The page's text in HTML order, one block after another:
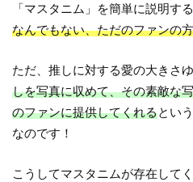
「マスタニム」を簡単に説明す
なんでもない、ただのファンの
ただ、推しに対する愛の大きさ
しを写真に収めて、その素敵な
のファンに提供してくれるとい
なのです！
こうしてマスタニムが存在して